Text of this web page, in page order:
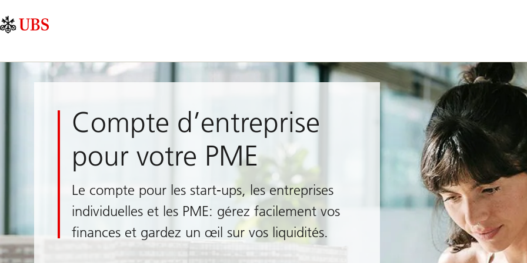
Area
principale
Compte d’entreprise
pour votre PME
Le compte pour les start-ups, les entreprises
individuelles et les PME: gérez facilement vos
finances et gardez un œil sur vos liquidités.